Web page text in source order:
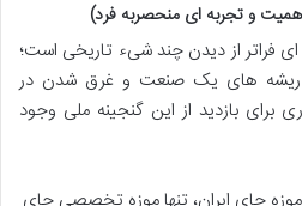
و تجربه ای منحصربه فرد)
ای فراتر از دیدن چند شیء تاریخی است؛
ریشه های یک صنعت و غرق شدن در
برای بازدید از این گنجینه ملی وجود